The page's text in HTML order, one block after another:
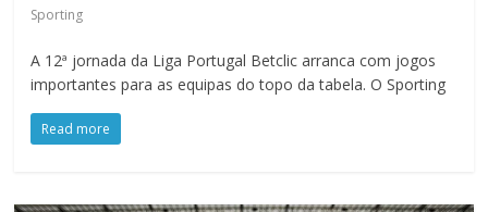
Sporting
A 12ª jornada da Liga Portugal Betclic arranca com jogos
importantes para as equipas do topo da tabela. O Sporting
Read more